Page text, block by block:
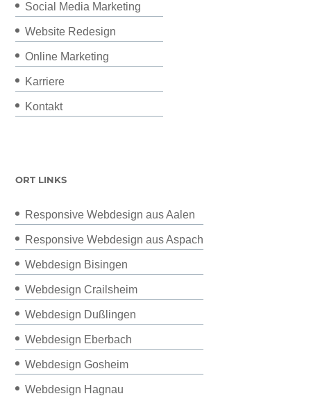
Social Media Marketing
Website Redesign
Online Marketing
Karriere
Kontakt
ORT LINKS
Responsive Webdesign aus Aalen
Responsive Webdesign aus Aspach
Webdesign Bisingen
Webdesign Crailsheim
Webdesign Dußlingen
Webdesign Eberbach
Webdesign Gosheim
Webdesign Hagnau